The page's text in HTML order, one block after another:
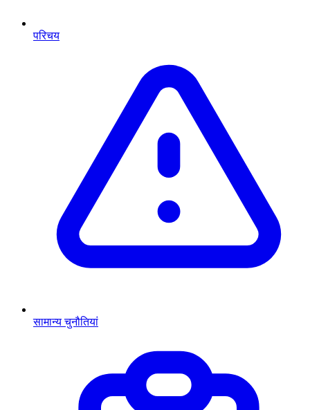
परिचय
सामान्य चुनौतियां